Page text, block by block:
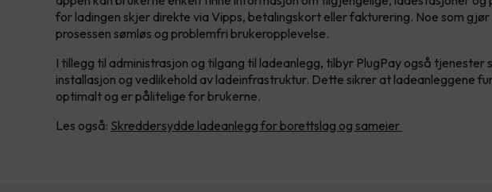
for ladingen skjer direkte via Vipps, betalingskort eller fakturering. Noe som gjør
prosessen sømløs og problemfri brukeropplevelse.
I tillegg til administrasjon og tilgang til ladeanlegg, tilbyr PlugPay også tjenester
installasjon og vedlikehold av ladeinfrastruktur. Dette sikrer at ladeanleggene
optimalt og er pålitelige for brukerne.
Les også: Skreddersydde ladeanlegg for borettslag og sameier